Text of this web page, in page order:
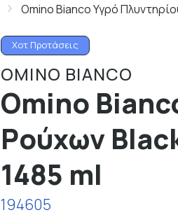
Omino Bianco Υγρό
Χοτ Προτάσεις
OMINO BIANCO
Omino
Ρούχων
1485 ml
194605